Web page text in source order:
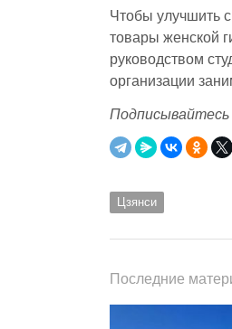
Чтобы улучшить
товары женской
руководством
организации
Цзянси
Последние